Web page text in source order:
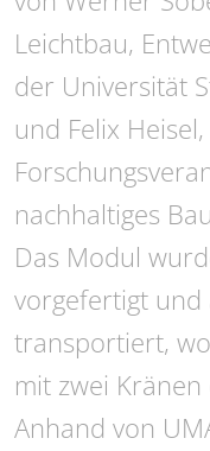
Leichtbau,
der Universität
und Felix Heisel,
nachhaltiges
Das Modul
vorgefertigt und
transportiert,
mit zwei
Anhand von